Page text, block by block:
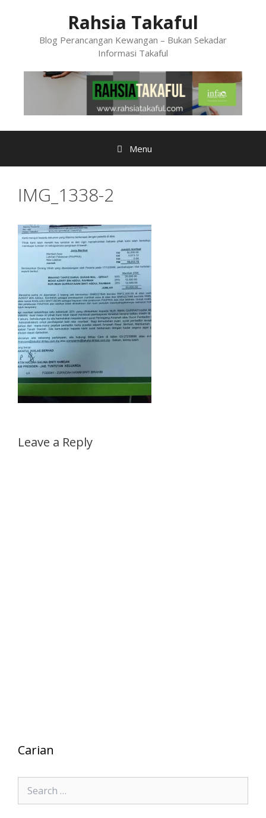
Rahsia Takaful
Blog Perancangan Kewangan – Bukan Sekadar
Informasi Takaful
Menu
IMG_1338-2
Leave a Reply
Carian
Search
for: